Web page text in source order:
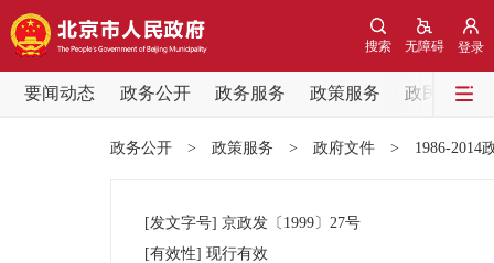
登录
无障碍
搜索
要闻动态 政务公开 政务服务 政策服务
政民互动
党中央精神
政务公开 > 政策服务 > 政府文件 > 1986-2014
[发文字号] 京政发 〔1999〕 27号
[有效性] 现行有效